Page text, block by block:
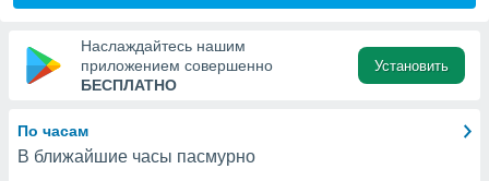
к этому
доступ
Наслаждайтесь нашим
приложением совершенно
БЕСПЛАТНО
Установить
По часам
В ближайшие часы пасмурно